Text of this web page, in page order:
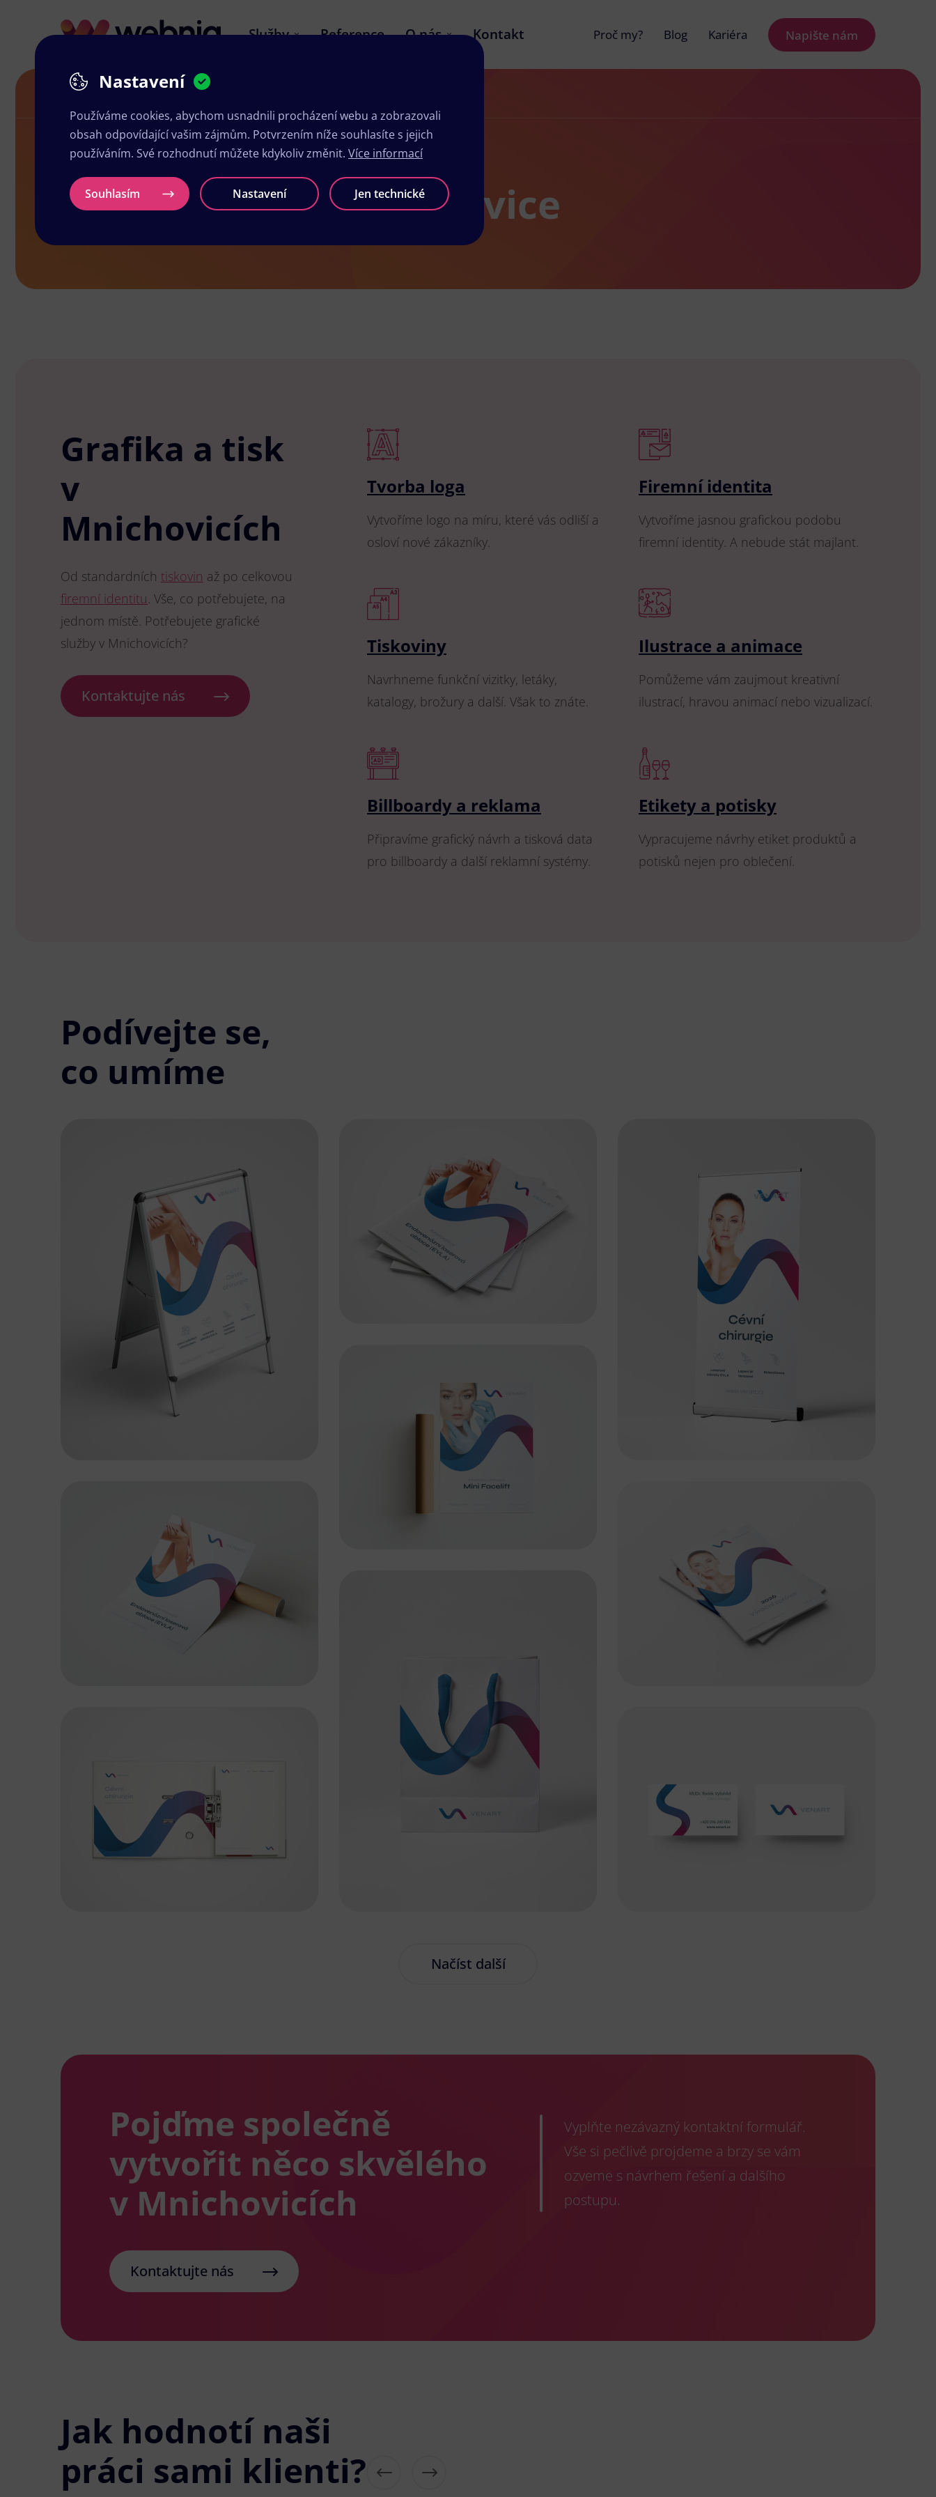
Služby Reference O nás Kontakt Proč my? Blog Kariéra Napište nám
Grafika a tisk Mnichovice
Grafika a tisk Mnichovice
Grafika a tisk
v
Mnichovicích
Od standardních tiskovin až po celkovou
firemní identitu. Vše, co potřebujete, na
jednom místě. Potřebujete grafické
služby v Mnichovicích?
Kontaktujte nás
Tvorba loga
Vytvoříme logo na míru, které vás odliší a
osloví nové zákazníky.
Firemní identita
Vytvoříme jasnou grafickou podobu
firemní identity. A nebude stát majlant.
Tiskoviny
Navrhneme funkční vizitky, letáky,
katalogy, brožury a další. Však to znáte.
Ilustrace a animace
Pomůžeme vám zaujmout kreativní
ilustrací, hravou animací nebo vizualizací.
Billboardy a reklama
Připravíme grafický návrh a tisková data
pro billboardy a další reklamní systémy.
Etikety a potisky
Vypracujeme návrhy etiket produktů a
potisků nejen pro oblečení.
Podívejte se,
co umíme
Načíst další
Pojďme společně
vytvořit něco skvělého
v Mnichovicích
Vyplňte nezávazný kontaktní formulář.
Vše si pečlivě projdeme a brzy se vám
ozveme s návrhem řešení a dalšího
postupu.
Kontaktujte nás
Jak hodnotí naši
práci sami klienti?
Nastavení
Používáme cookies, abychom usnadnili procházení webu a zobrazovali
obsah odpovídající vašim zájmům. Potvrzením níže souhlasíte s jejich
používáním. Své rozhodnutí můžete kdykoliv změnit. Více informací
Souhlasím Nastavení Jen technické